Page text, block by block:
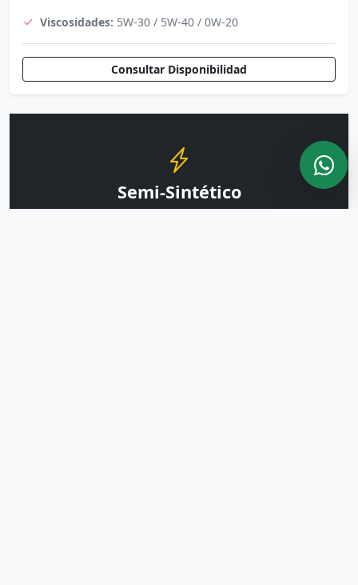
Viscosidades: 5W-30 / 5W-40 / 0W-20
Consultar Disponibilidad
Semi-Sintético